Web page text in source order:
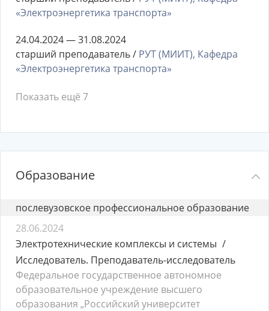
«Электроэнергетика транспорта»
24.04.2024 — 31.08.2024
старший преподаватель / РУТ (МИИТ), Кафедра
«Электроэнергетика транспорта»
Показать ещё 7
Образование
послевузовское профессиональное образование
28.06.2024
Электротехнические комплексы и системы
Исследователь. Преподаватель-исследователь
Федеральное государственное автономное
образовательное учреждение высшего
образования „Российский университет